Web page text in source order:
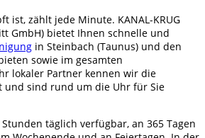
ist, zählt jede Minute. KANAL-KRUG
GmbH) bietet Ihnen schnelle und
in Steinbach (Taunus) und den
sowie im gesamten
lokaler Partner kennen wir die
und sind rund um die Uhr für Sie
täglich verfügbar, an 365 Tagen